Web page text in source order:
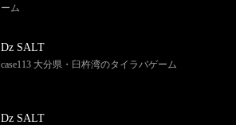
ーム
Dz SALT
case113 大分県・臼杵湾のタイラバゲーム
Dz SALT